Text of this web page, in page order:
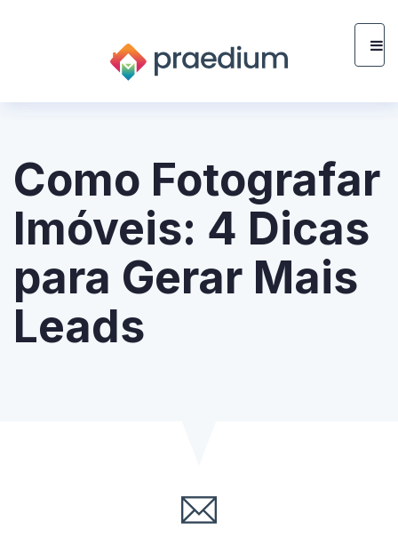
Como Fotografar
Imóveis: 4 Dicas
para Gerar Mais
Leads